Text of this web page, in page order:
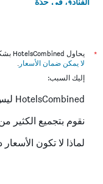
*
يحاول HotelsCombined بشكل دائم الحصول على الأسعار الدقيقة، ولكن
لا يمكن ضمان الأسعار .
إليك السبب:
HotelsCombined ليس البائع
نقوم بتجميع الكثير
لماذا لا تكون الأسعار